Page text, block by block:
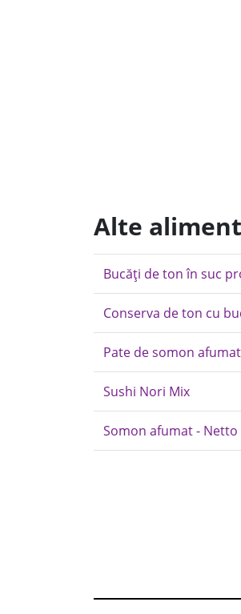
Alte
Bucăți de ton în suc
Conserva de ton cu
Pate de somon
Sushi Nori Mix
Somon afumat - Netto